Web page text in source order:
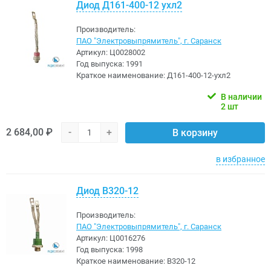
Диод Д161-400-12 ухл2
Производитель:
ПАО "Электровыпрямитель", г. Саранск
Артикул: Ц0028002
Год выпуска: 1991
Краткое наименование: Д161-400-12-ухл2
В наличии
2 шт
2 684,00 ₽ - + В корзину
в избранное
Диод В320-12
Производитель:
ПАО "Электровыпрямитель", г. Саранск
Артикул: Ц0016276
Год выпуска: 1998
Краткое наименование: В320-12